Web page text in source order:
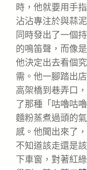
時，他就要用手
沾沾專注於與蒜
同時發出了一個
的鳴笛聲，而像
他決定出去看個
需。他一腳踏出
高架橋到巷弄口
了那種「咕嚕咕
麵粉蒸煮過頭的
感。他聞出來了
不知道該走還是
下車窗，對著紅